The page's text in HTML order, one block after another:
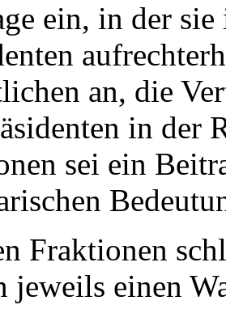
ein, in der
an, die
in der
sei ein
Fraktionen
jeweils einen